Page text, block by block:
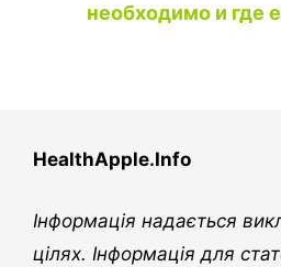
необходимо и где
HealthApple.Info
Інформація надається
цілях. Інформація для